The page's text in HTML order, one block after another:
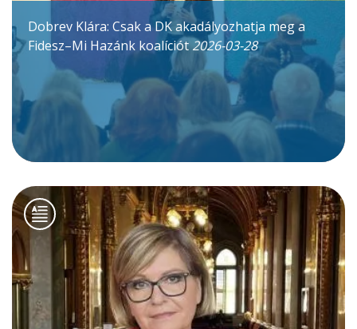
Dobrev Klára: Csak a DK akadályozhatja meg a
Fidesz–Mi Hazánk koalíciót2026-03-28